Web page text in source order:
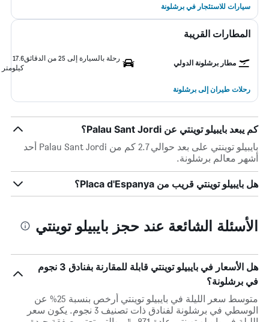
سيارات للاستئجار في برشلونة
المطارات القريبة
مطار برشلونة الدولي
رحلة بالسيارة إلى 25 من الدقائق
17.6
كيلومتر
رحلات طيران إلى برشلونة
كم يبعد بايبيلو توينتي عن Palau Sant Jordi؟
بايبيلو توينتي على بعد حوالي 2.7 كم من Palau Sant Jordi أحد
أشهر معالم برشلونة.
هل بايبيلو توينتي قريب من Placa d'Espanya؟
الأسئلة الشائعة عند حجز بايبيلو توينتي
هل الأسعار في بايبيلو توينتي قابلة للمقارنة بفنادق 3 نجوم
في برشلونة؟
متوسط سعر الليلة في بايبيلو توينتي أرخص بنسبة 25% عن
الوسطي في برشلونة لفنادق ذات تصنيف 3 نجوم. يكون سعر